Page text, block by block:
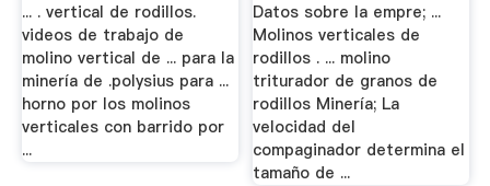
... . vertical de rodillos.
videos de trabajo de
molino vertical de ... para la
minería de .polysius para ...
horno por los molinos
verticales con barrido por
...
Datos sobre la empre; ...
Molinos verticales de
rodillos . ... molino
triturador de granos de
rodillos Minería; La
velocidad del
compaginador determina el
tamaño de ...